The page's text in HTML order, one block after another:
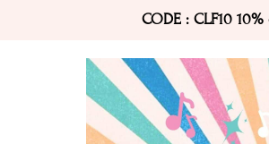
CODE : CLF10